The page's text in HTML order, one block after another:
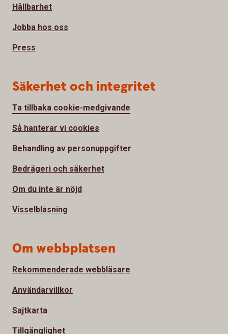
Hållbarhet
Jobba hos oss
Press
Säkerhet och integritet
Ta tillbaka cookie-medgivande
Så hanterar vi cookies
Behandling av personuppgifter
Bedrägeri och säkerhet
Om du inte är nöjd
Visselblåsning
Om webbplatsen
Rekommenderade webbläsare
Användarvillkor
Sajtkarta
Tillgänglighet